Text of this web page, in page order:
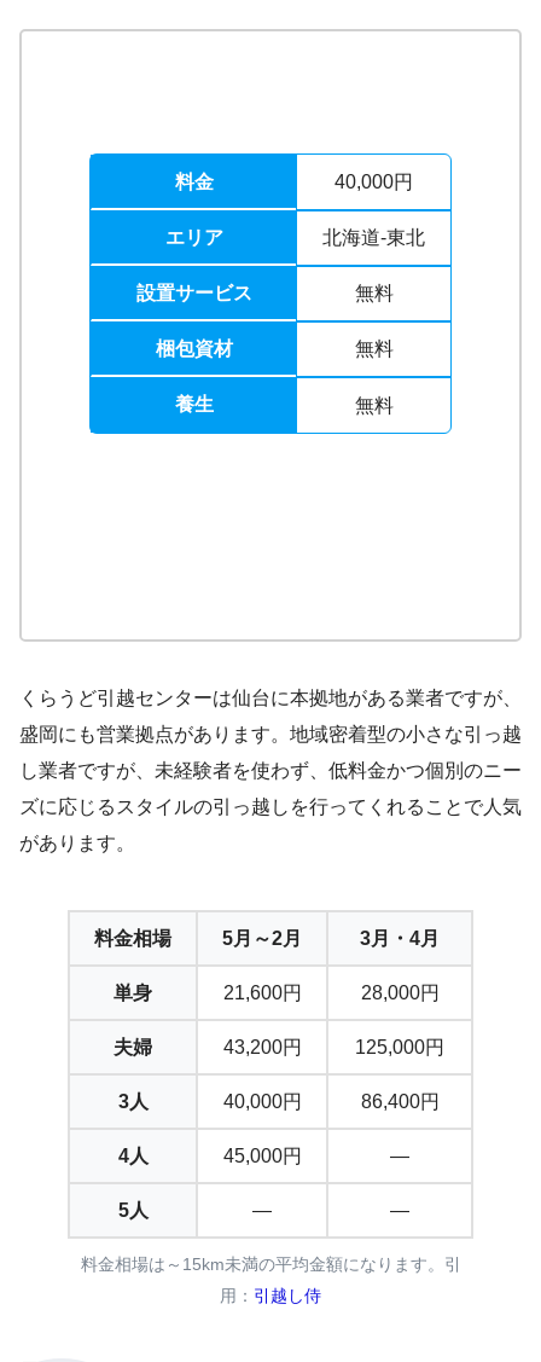
料金 40,000円
エリア 北海道-東北
設置サービス 無料
梱包資材 無料
養生 無料
くらうど引越センターは仙台に本拠地がある業者ですが、
盛岡にも営業拠点があります。地域密着型の小さな引っ越
し業者ですが、未経験者を使わず、低料金かつ個別のニー
ズに応じるスタイルの引っ越しを行ってくれることで人気
があります。
料金相場 5月～2月 3月・4月
単身 21,600円 28,000円
夫婦 43,200円 125,000円
3人 40,000円 86,400円
4人 45,000円 —
5人 — —
料金相場は～15km未満の平均金額になります。引
用： 引越し侍